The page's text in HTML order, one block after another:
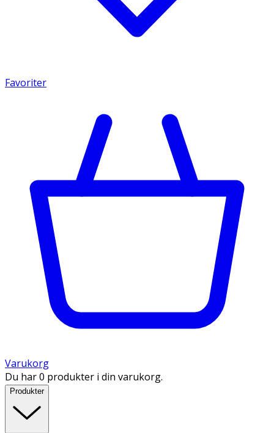
Favoriter
Varukorg
Du har 0 produkter i din varukorg.
Produkter